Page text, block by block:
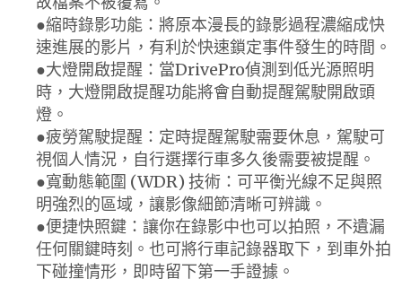
●縮時錄影功能：將原本漫長的錄影過程濃縮成快
速進展的影片，有利於快速鎖定事件發生的時間。
●大燈開啟提醒：當DrivePro偵測到低光源照明
時，大燈開啟提醒功能將會自動提醒駕駛開啟頭
燈。
●疲勞駕駛提醒：定時提醒駕駛需要休息，駕駛可
視個人情況，自行選擇行車多久後需要被提醒。
●寬動態範圍 (WDR) 技術：可平衡光線不足與照
明強烈的區域，讓影像細節清晰可辨識。
●便捷快照鍵：讓你在錄影中也可以拍照，不遺漏
任何關鍵時刻。也可將行車記錄器取下，到車外拍
下碰撞情形，即時留下第一手證據。